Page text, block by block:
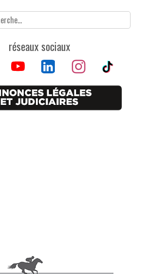
réseaux sociaux